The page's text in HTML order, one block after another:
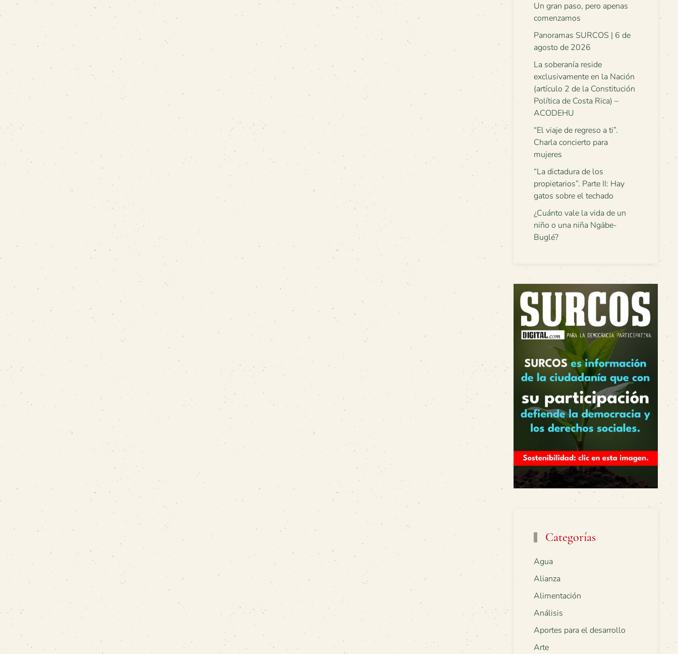
Un gran paso, pero apenas
comenzamos
Panoramas SURCOS | 6 de
agosto de 2026
La soberanía reside
exclusivamente en la Nación
(artículo 2 de la Constitución
Política de Costa Rica) –
ACODEHU
“El viaje de regreso a ti”.
Charla concierto para
mujeres
“La dictadura de los
propietarios”. Parte II: Hay
gatos sobre el techado
¿Cuánto vale la vida de un
niño o una niña Ngäbe-
Buglé?
Categorías
Agua
Alianza
Alimentación
Análisis
Aportes para el desarrollo
Arte